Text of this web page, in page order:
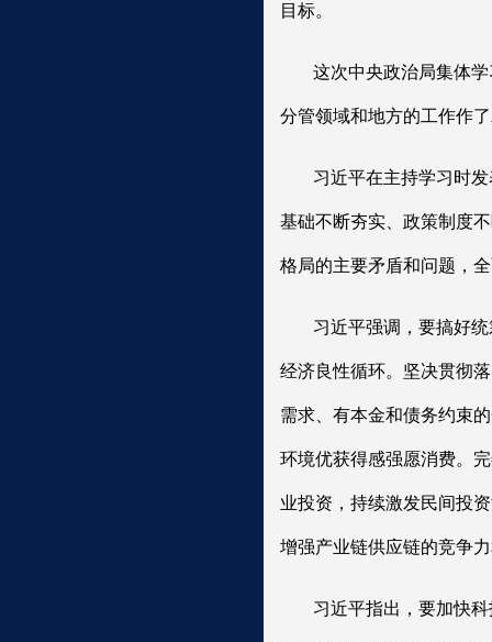
目标。
这次中央政治局集体
分管领域和地方的工作作
习近平在主持学习时
基础不断夯实、政策制度
格局的主要矛盾和问题，
习近平强调，要搞好
经济良性循环。坚决贯彻
需求、有本金和债务约束
环境优获得感强愿消费。
业投资，持续激发民间投
增强产业链供应链的竞争
习近平指出，要加快